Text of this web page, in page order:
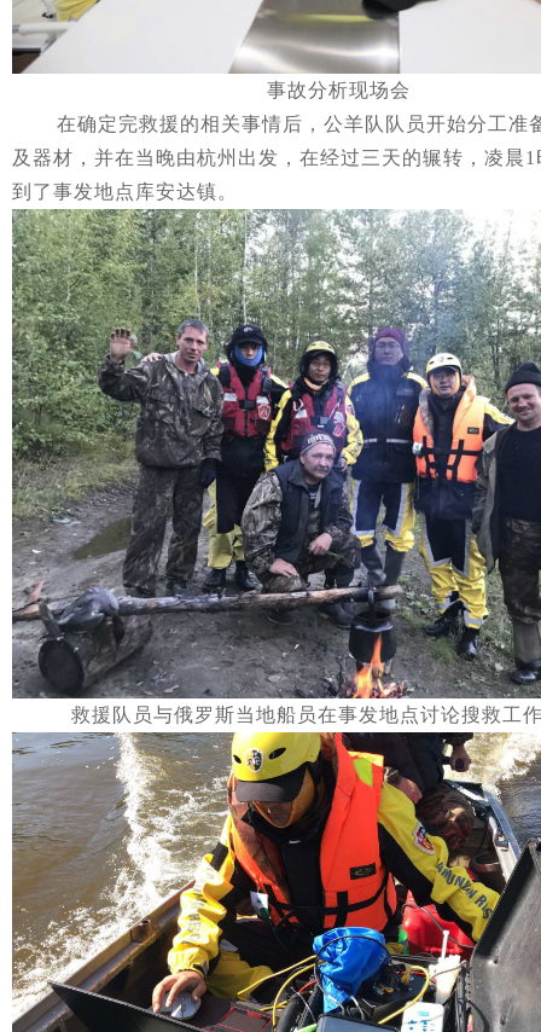
事故分析现场会
在确定完救援的相关事情后，公羊队队员开始分工准
及器材，并在当晚由杭州出发，在经过三天的辗转，凌晨1
到了事发地点库安达镇。
救援队员与俄罗斯当地船员在事发地点讨论搜救工